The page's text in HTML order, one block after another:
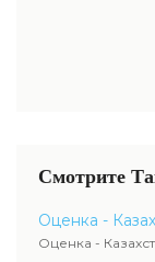
Смотрите
Оценка -
Оценка -